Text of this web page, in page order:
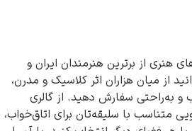
هنرمندان ایران و
اثر کلاسیک و مدرن،
سفارش دهید. از گالری
سلیقه‌تان برای اتاق‌خواب،